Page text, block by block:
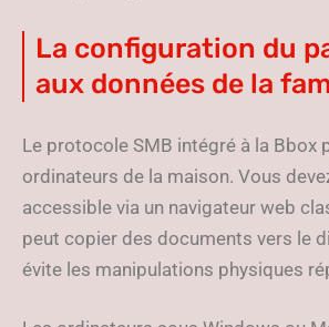
La configuration du
aux données de la
Le protocole SMB intégré à la Bbox
ordinateurs de la maison. Vous
accessible via un navigateur web
peut copier des documents vers le
évite les manipulations physiques